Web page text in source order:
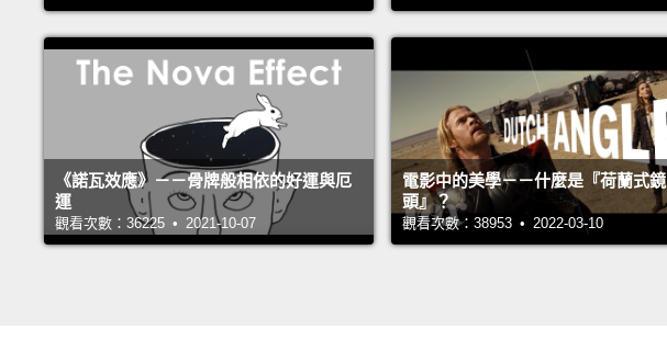
《諾瓦效應》－－骨牌般相依的好運與厄
運
觀看次數：36225 • 2021-10-07
電影中的美學－－什麼是『荷蘭式鏡
頭』？
觀看次數：38953 • 2022-03-10